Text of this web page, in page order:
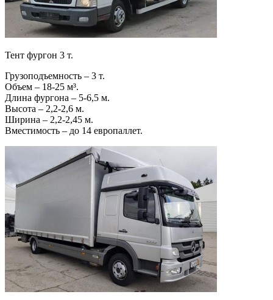
Тент фургон 3 т.
Грузоподъемность – 3 т.
Объем – 18-25 м³.
Длина фургона – 5-6,5 м.
Высота – 2,2-2,6 м.
Ширина – 2,2-2,45 м.
Вместимость – до 14 европаллет.